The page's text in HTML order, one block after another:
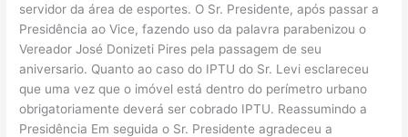
servidor da área de esportes. O Sr. Presidente, após passar a
Presidência ao Vice, fazendo uso da palavra parabenizou o
Vereador José Donizeti Pires pela passagem de seu
aniversario. Quanto ao caso do IPTU do Sr. Levi esclareceu
que uma vez que o imóvel está dentro do perímetro urbano
obrigatoriamente deverá ser cobrado IPTU. Reassumindo a
Presidência Em seguida o Sr. Presidente agradeceu a